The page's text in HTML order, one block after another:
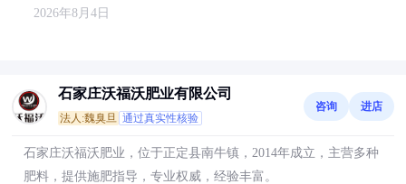
2026年8月4日
石家庄沃福沃肥业有限公司
法人:魏臭旦 通过真实性核验
咨询 进店
石家庄沃福沃肥业，位于正定县南牛镇，2014年成立，主营多种
肥料，提供施肥指导，专业权威，经验丰富。